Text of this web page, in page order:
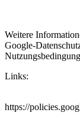
Weitere
Google-
Links:
https://